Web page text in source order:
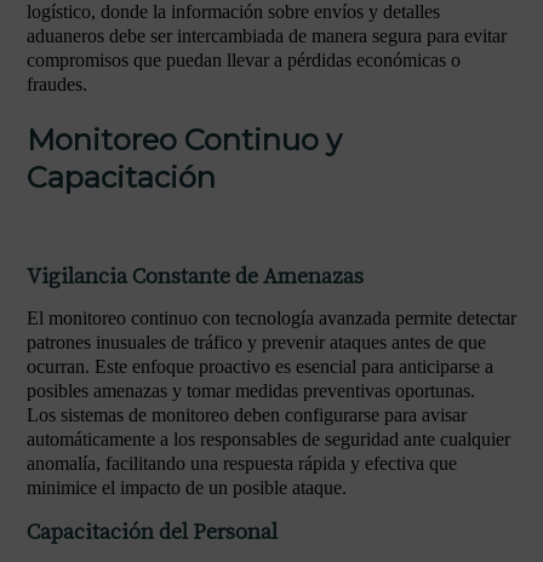
logístico, donde la información sobre envíos y detalles
aduaneros debe ser intercambiada de manera segura para evitar
compromisos que puedan llevar a pérdidas económicas o
fraudes.
Monitoreo Continuo y
Capacitación
Vigilancia Constante de Amenazas
El monitoreo continuo con tecnología avanzada permite detectar
patrones inusuales de tráfico y prevenir ataques antes de que
ocurran. Este enfoque proactivo es esencial para anticiparse a
posibles amenazas y tomar medidas preventivas oportunas.
Los sistemas de monitoreo deben configurarse para avisar
automáticamente a los responsables de seguridad ante cualquier
anomalía, facilitando una respuesta rápida y efectiva que
minimice el impacto de un posible ataque.
Capacitación del Personal